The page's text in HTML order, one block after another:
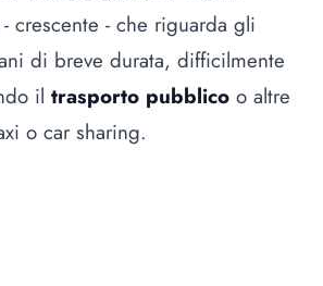
crescente - che riguarda gli
di breve durata, difficilmente
il trasporto pubblico o altre
o car sharing.